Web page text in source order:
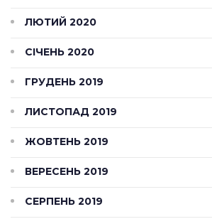
ЛЮТИЙ 2020
СІЧЕНЬ 2020
ГРУДЕНЬ 2019
ЛИСТОПАД 2019
ЖОВТЕНЬ 2019
ВЕРЕСЕНЬ 2019
СЕРПЕНЬ 2019